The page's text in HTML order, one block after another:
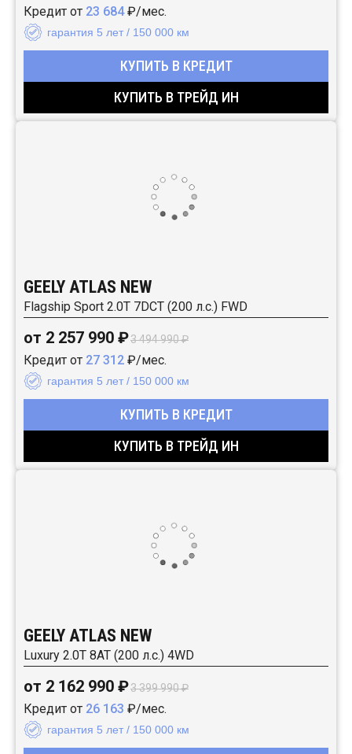
Кредит от 23 684₽/мес.
гарантия 5 лет / 150 000 км
КУПИТЬ В КРЕДИТ
КУПИТЬ В ТРЕЙД ИН
GEELY ATLAS NEW
Flagship Sport 2.0T 7DCT (200 л.с.) FWD
от 2 257 990 ₽3 494 990 ₽
Кредит от 27 312 ₽/мес.
гарантия 5 лет / 150 000 км
КУПИТЬ В КРЕДИТ
КУПИТЬ В ТРЕЙД ИН
GEELY ATLAS NEW
Luxury 2.0T 8AT (200 л.с.) 4WD
от 2 162 990 ₽3 399 990 ₽
Кредит от 26 163 ₽/мес.
гарантия 5 лет / 150 000 км